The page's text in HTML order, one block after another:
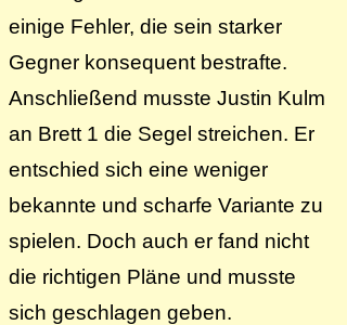
einige Fehler, die sein starker
Gegner konsequent bestrafte.
Anschließend musste Justin Kulm
an Brett 1 die Segel streichen. Er
entschied sich eine weniger
bekannte und scharfe Variante zu
spielen. Doch auch er fand nicht
die richtigen Pläne und musste
sich geschlagen geben.